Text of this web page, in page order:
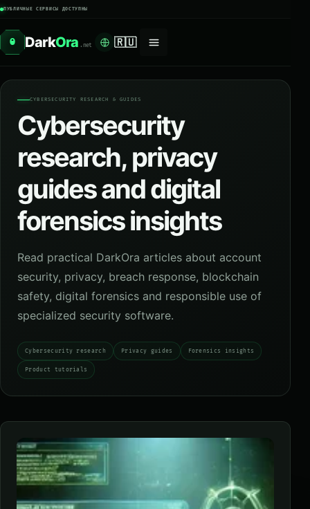
ПУБЛИЧНЫЕ СЕРВИСЫ ДОСТУПНЫ
O DarkOra .net 🇷🇺
CYBERSECURITY RESEARCH & GUIDES
Cybersecurity
research, privacy
guides and digital
forensics insights
Read practical DarkOra articles about account
security, privacy, breach response, blockchain
safety, digital forensics and responsible use of
specialized security software.
Cybersecurity research Privacy guides Forensics insights
Product tutorials